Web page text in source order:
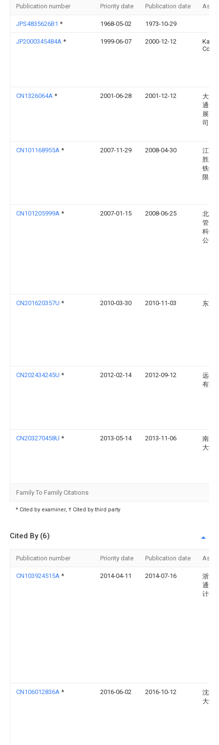
Publication number Priority date Publication date
JPS4835626B1 * 1968-05-02 1973-10-29
JP2000345484A * 1999-06-07 2000-12-12
Corp
CN1326064A * 2001-06-28 2001-12-12
大连
通企
展有
司
CN101168955A * 2007-11-29 2008-04-30
江苏
胜新
铁缆
限公
CN101205999A * 2007-01-15 2008-06-25
北京
管道
科技
公司
CN201620357U * 2010-03-30 2010-11-03 东南
CN202434245U * 2012-02-14 2012-09-12
远东
有限
CN203270458U * 2013-05-14 2013-11-06
南京
大学
Family To Family Citations
* Cited by examiner, † Cited by third party
Cited By (6)
Publication number Priority date Publication date
CN103924515A * 2014-04-11 2014-07-16
浙江
通规
计研
CN106012836A * 2016-06-02 2016-10-12
沈阳
大学